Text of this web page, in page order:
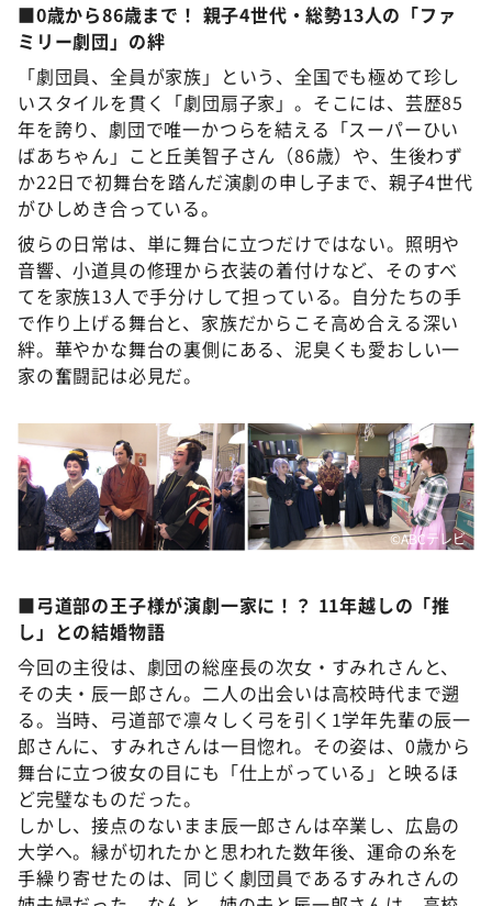
■0歳から86歳まで！ 親子4世代・総勢13人の「ファ
ミリー劇団」の絆
「劇団員、全員が家族」という、全国でも極めて珍し
いスタイルを貫く「劇団扇子家」。そこには、芸歴85
年を誇り、劇団で唯一かつらを結える「スーパーひい
ばあちゃん」こと丘美智子さん（86歳）や、生後わず
か22日で初舞台を踏んだ演劇の申し子まで、親子4世代
がひしめき合っている。
彼らの日常は、単に舞台に立つだけではない。照明や
音響、小道具の修理から衣装の着付けなど、そのすべ
てを家族13人で手分けして担っている。自分たちの手
で作り上げる舞台と、家族だからこそ高め合える深い
絆。華やかな舞台の裏側にある、泥臭くも愛おしい一
家の奮闘記は必見だ。
©ABCテレビ
■弓道部の王子様が演劇一家に！？ 11年越しの「推
し」との結婚物語
今回の主役は、劇団の総座長の次女・すみれさんと、
その夫・辰一郎さん。二人の出会いは高校時代まで遡
る。当時、弓道部で凛々しく弓を引く1学年先輩の辰一
郎さんに、すみれさんは一目惚れ。その姿は、0歳から
舞台に立つ彼女の目にも「仕上がっている」と映るほ
ど完璧なものだった。
しかし、接点のないまま辰一郎さんは卒業し、広島の
大学へ。縁が切れたかと思われた数年後、運命の糸を
手繰り寄せたのは、同じく劇団員であるすみれさんの